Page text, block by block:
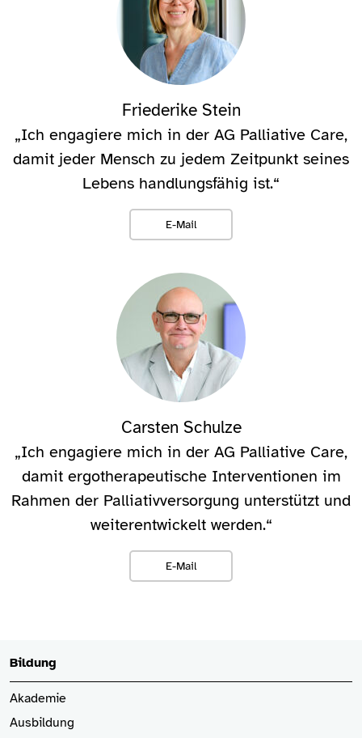
Friederike Stein
„Ich engagiere mich in der AG Palliative Care,
damit jeder Mensch zu jedem Zeitpunkt seines
Lebens handlungsfähig ist.“
E-Mail
Carsten Schulze
„Ich engagiere mich in der AG Palliative Care,
damit ergotherapeutische Interventionen im
Rahmen der Palliativversorgung unterstützt und
weiterentwickelt werden.“
E-Mail
Bildung
Akademie
Ausbildung